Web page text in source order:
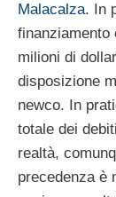
Malacalza. In
finanziamento
milioni di
disposizione
newco. In
totale dei
realtà,
precedenza è